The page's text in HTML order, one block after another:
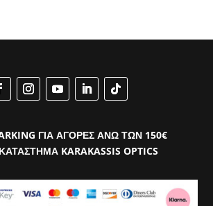
ΓΙΑ ΑΓΟΡΕΣ ΑΝΩ ΤΩΝ 150€
KARAKASSIS OPTICS